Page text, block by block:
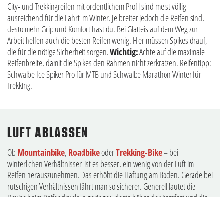
City- und Trekkingreifen mit ordentlichem Profil sind meist völlig
ausreichend für die Fahrt im Winter. Je breiter jedoch die Reifen sind,
desto mehr Grip und Komfort hast du. Bei Glatteis auf dem Weg zur
Arbeit helfen auch die besten Reifen wenig. Hier müssen Spikes drauf,
die für die nötige Sicherheit sorgen.Wichtig:Achte auf die maximale
Reifenbreite, damit die Spikes den Rahmen nicht zerkratzen. Reifentipp:
Schwalbe Ice Spiker Pro für MTB und Schwalbe Marathon Winter für
Trekking.
LUFT ABLASSEN
Ob Mountainbike, RoadbikeoderTrekking-Bike– bei
winterlichen Verhältnissen ist es besser, ein wenig von der Luft im
Reifen herauszunehmen. Das erhöht die Haftung am Boden. Gerade bei
rutschigen Verhältnissen fährt man so sicherer. Generell lautet die